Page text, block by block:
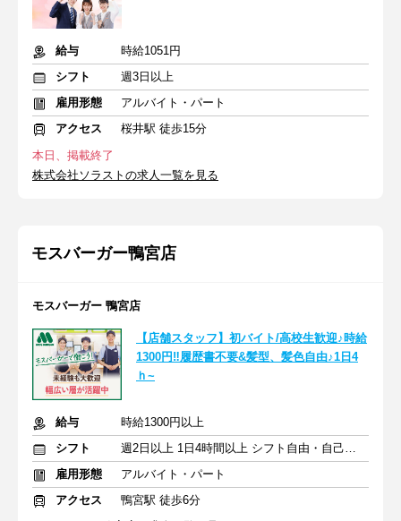
給与
時給1051円
シフト
週3日以上
雇用形態
アルバイト・パート
アクセス
桜井駅 徒歩15分
本日、掲載終了
株式会社ソラストの求人一覧を見る
モスバーガー鴨宮店
モスバーガー 鴨宮店
【店舗スタッフ】初バイト/高校生歓迎♪時給
1300円‼履歴書不要&髪型、髪色自由♪1日4
ｈ~
給与
時給1300円以上
シフト
週2日以上 1日4時間以上 シフト自由・自己申告
雇用形態
アルバイト・パート
アクセス
鴨宮駅 徒歩6分